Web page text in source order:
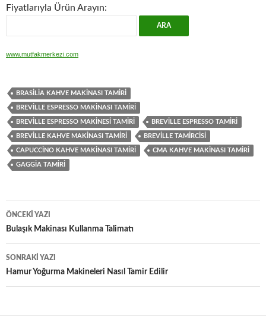
Fiyatlarıyla Ürün Arayın:
www.mutfakmerkezi.com
BRASILIA KAHVE MAKINASI TAMIRI
BREVILLE ESPRESSO MAKINASI TAMIRI
BREVILLE ESPRESSO MAKINESI TAMIRI BREVILLE ESPRESSO TAMIRI
BREVILLE KAHVE MAKINASI TAMIRI BREVILLE TAMIRCISI
CAPUCCINO KAHVE MAKINASI TAMIRI CMA KAHVE MAKINASI TAMIRI
GAGGIA TAMIRI
Yazı
dolaşımı
ÖNCEKI YAZI
Bulaşık Makinası Kullanma Talimatı
SONRAKI YAZI
Hamur Yoğurma Makineleri Nasıl Tamir Edilir